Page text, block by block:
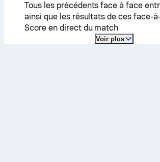
Tous les précédents face à face
ainsi que les résultats de ces face-
Score en direct du match
Voir plus